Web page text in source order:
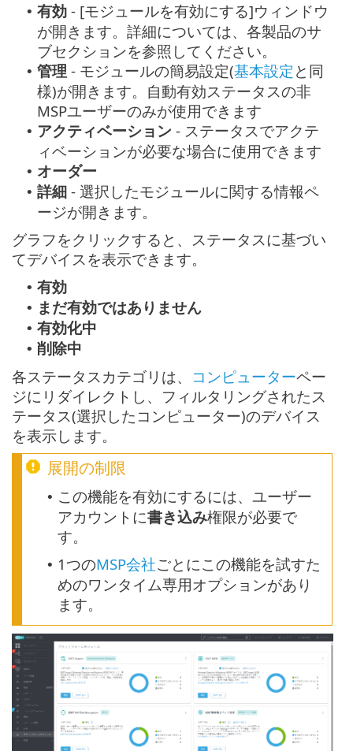
• 有効 - [モジュールを有効にする]ウィンドウ
が開きます。詳細については、各製品のサ
ブセクションを参照してください。
• 管理 - モジュールの簡易設定(基本設定 と同
様)が開きます。自動有効ステータスの非
MSPユーザーのみが使用できます
• アクティベーション - ステータスでアクテ
ィベーションが必要な場合に使用できます
• オーダー
• 詳細 - 選択したモジュールに関する情報ペ
ージが開きます。
グラフをクリックすると、ステータスに基づい
てデバイスを表示できます。
• 有効
• まだ有効ではありません
• 有効化中
• 削除中
各ステータスカテゴリは、
コンピューターペー
ジにリダイレクトし、フィルタリングされたス
テータス(選択したコンピューター)のデバイス
を表示します。
展開の制限
• この機能を有効にするには、ユーザー
アカウントに書き込み権限が必要で
す。
• 1つのMSP会社ごとにこの機能を試すた
めのワンタイム専用オプションがあり
ます。